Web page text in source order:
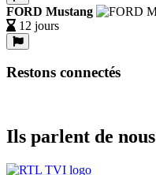
FORD Mustang
12 jours
Restons connectés
Ils parlent de nous